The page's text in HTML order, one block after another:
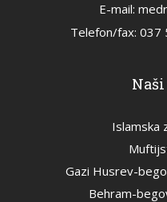
E-mail:
Telefon/fax: 037
Islamska
Gazi Husrev-
Behram-